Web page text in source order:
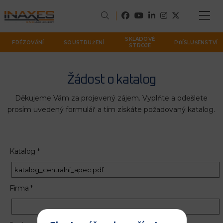
FRÉZOVÁNÍ SOUSTRUŽENÍ
SKLADOVÉ
STROJE
PŘÍSLUŠENSTVÍ
Žádost o katalog
Děkujeme Vám za projevený zájem. Vyplňte a odešlete
prosím uvedený formulář a tím získáte požadovaný katalog.
Katalog *
Firma *